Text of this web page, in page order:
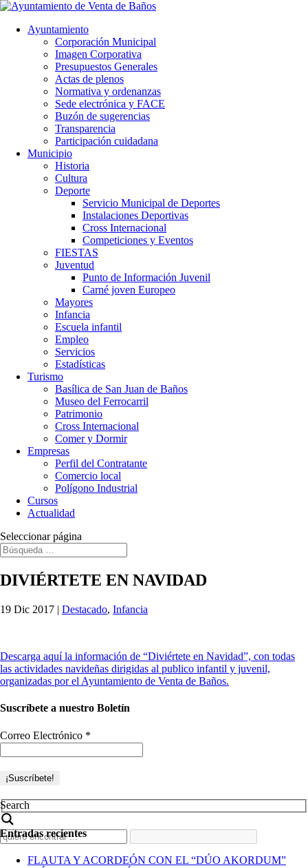
Ayuntamiento
Corporación Municipal
Imagen Corporativa
Presupuestos Generales
Actas de plenos
Normativa y ordenanzas
Sede electrónica y FACE
Buzón de sugerencias
Transparencia
Participación cuidadana
Municipio
Historia
Cultura
Deporte
Servicio Municipal de Deportes
Instalaciones Deportivas
Cross Internacional
Competiciones y Eventos
FIESTAS
Juventud
Punto de Información Juvenil
Carné joven Europeo
Mayores
Infancia
Escuela infantil
Empleo
Servicios
Estadísticas
Turismo
Basílica de San Juan de Baños
Museo del Ferrocarril
Patrimonio
Cross Internacional
Comer y Dormir
Empresas
Perfil del Contratante
Comercio local
Polígono Industrial
Cursos
Actualidad
Seleccionar página
DIVIÉRTETE EN NAVIDAD
19 Dic 2017 | Destacado, Infancia
Descarga aquí la información de “Diviértete en Navidad”, con todas
las actividades navideñas dirigidas al publico infantil y juvenil,
organizadas por el Ayuntamiento de Venta de Baños.
Suscríbete a nuestro Boletín
Correo Electrónico *
Search
Entradas recientes
FLAUTA Y ACORDEÓN CON EL “DÚO AKORDUM”